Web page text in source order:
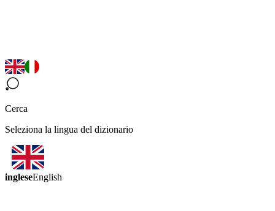
Cerca
Seleziona la lingua del dizionario
ingleseEnglish